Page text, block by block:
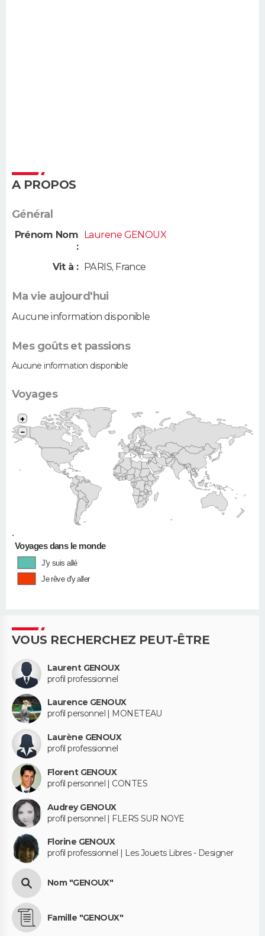
A PROPOS
Général
Prénom Nom
:
Laurene GENOUX
Vit à : PARIS, France
Ma vie aujourd'hui
Aucune information disponible
Mes goûts et passions
Aucune information disponible
Voyages
•
+
−
Voyages dans le monde
J'y suis allé
Je rêve d'y aller
VOUS RECHERCHEZ PEUT-ÊTRE
Laurent GENOUX
profil professionnel
Laurence GENOUX
profil personnel | MONETEAU
Laurène GENOUX
profil professionnel
Florent GENOUX
profil personnel | CONTES
Audrey GENOUX
profil personnel | FLERS SUR NOYE
Florine GENOUX
profil professionnel | Les Jouets Libres - Designer
Nom "GENOUX"
Famille "GENOUX"